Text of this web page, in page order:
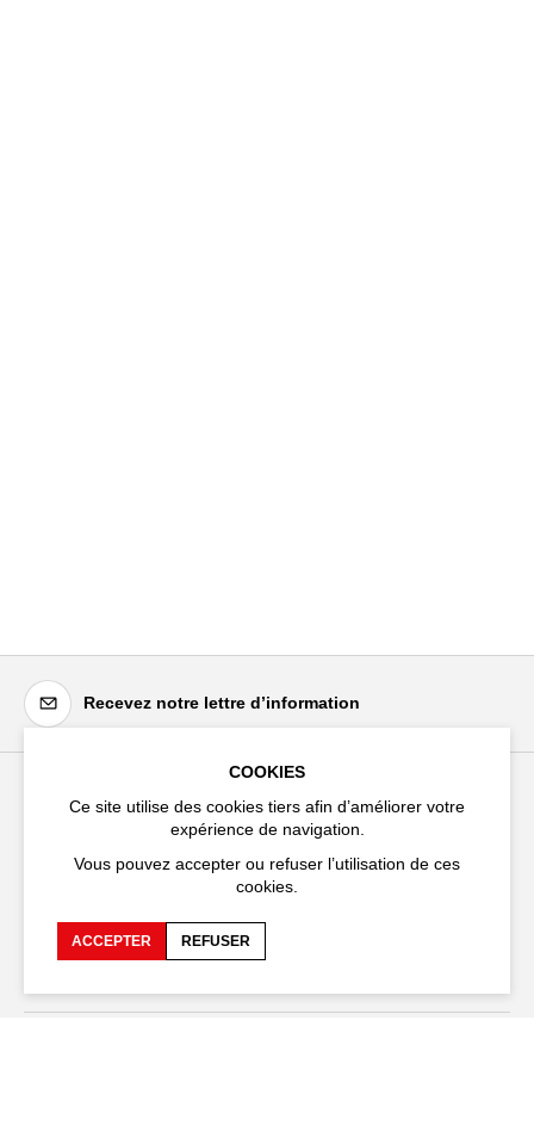
Recevez notre lettre d’information
Festival d'Avignon
20 rue du Portail Boquier,
+33 (0)4 90 27 66 50
COOKIES
Ce site utilise des cookies tiers afin d’améliorer votre
expérience de navigation.
Vous pouvez accepter ou refuser l’utilisation de ces
cookies.
ACCEPTER REFUSER